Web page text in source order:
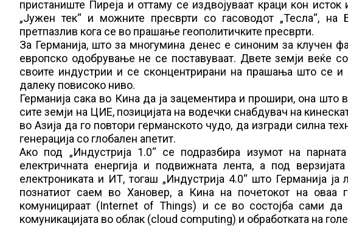
пристаниште Пиреја и оттаму се издвојуваат краци кон
„Јужен тек“ и можните пресврти со гасоводот „Тесла“,
претпазлив кога се во прашање геополитичките пресврти.
За Германија, што за многумина денес е синоним за клучен
европско одобрување не се поставуваат. Двете земји веќе
своите индустрии и се сконцентрирани на прашања што се
далеку повисоко ниво.
Германија сака во Кина да ја зацементира и прошири, она
сите земји на ЦИЕ, позицијата на водечки снабдувач на
во Азија да го повтори германското чудо, да изгради силна
генерација со глобален апетит.
Ако под „Индустрија 1.0“ се подразбира изумот на
електричната енергија и подвижната лента, а под
електрониката и ИТ, тогаш „Индустрија 4.0“ што Германија
познатиот саем во Хановер, а Кина на почетокот на
комуницираат (Internet of Things) и се во состојба сами да
комуникацијата во облак (cloud computing) и обработката на